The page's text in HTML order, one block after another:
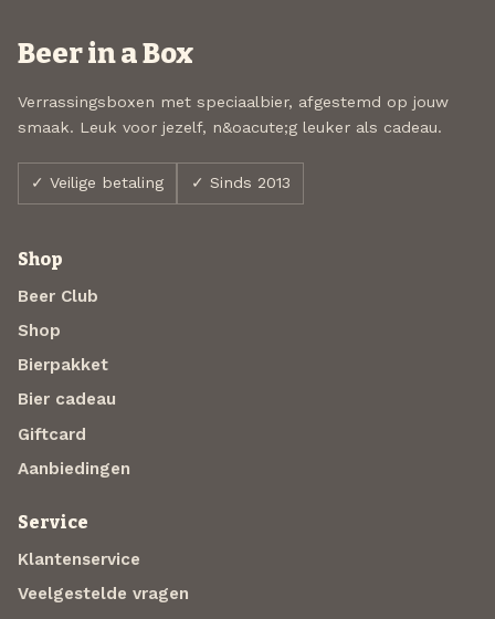
Beer in a Box
Verrassingsboxen met speciaalbier, afgestemd op jouw
smaak. Leuk voor jezelf, n&oacute;g leuker als cadeau.
✓ Veilige betaling ✓ Sinds 2013
Shop
Beer Club
Shop
Bierpakket
Bier cadeau
Giftcard
Aanbiedingen
Service
Klantenservice
Veelgestelde vragen